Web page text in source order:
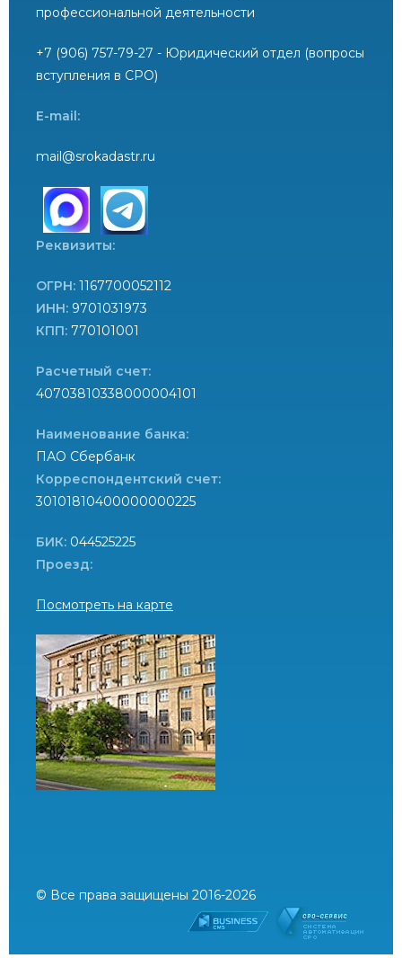
профессиональной деятельности
+7 (906) 757-79-27 - Юридический отдел (вопросы
вступления в СРО)
E-mail:
mail@srokadastr.ru
Реквизиты:
ОГРН: 1167700052112
ИНН: 9701031973
КПП: 770101001
Расчетный счет:
40703810338000004101
Наименование банка:
ПАО Сбербанк
Корреспондентский счет:
30101810400000000225
БИК: 044525225
Проезд:
Посмотреть на карте
© Все права защищены 2016-2026